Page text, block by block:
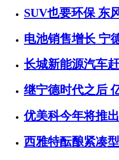
SUV也要环保 东
电池销售增长 宁
长城新能源汽车
继宁德时代之后
优美科今年将推
西雅特酝酿紧凑